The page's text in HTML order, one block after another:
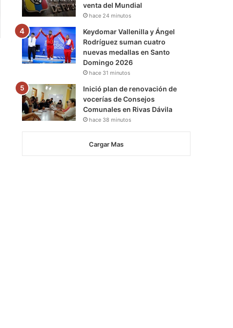
venta del Mundial
hace 24 minutos
Keydomar Vallenilla y Ángel
Rodríguez suman cuatro
nuevas medallas en Santo
Domingo 2026
hace 31 minutos
Inició plan de renovación de
vocerías de Consejos
Comunales en Rivas Dávila
hace 38 minutos
Cargar Mas